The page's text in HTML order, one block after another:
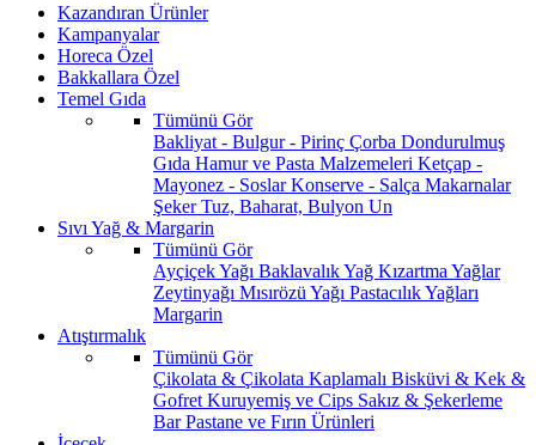
Kazandıran Ürünler
Kampanyalar
Horeca Özel
Bakkallara Özel
Temel Gıda
Tümünü Gör
Bakliyat - Bulgur - Pirinç Çorba Dondurulmuş
Gıda Hamur ve Pasta Malzemeleri Ketçap -
Mayonez - SoslarKonserve - Salça Makarnalar
ŞekerTuz, Baharat, Bulyon Un
Sıvı Yağ & Margarin
Tümünü Gör
Ayçiçek Yağı Baklavalık Yağ Kızartma Yağlar
Zeytinyağı Mısırözü Yağı Pastacılık Yağları
Margarin
Atıştırmalık
Tümünü Gör
Çikolata & Çikolata Kaplamalı Bisküvi & Kek &
Gofret Kuruyemiş ve Cips Sakız & Şekerleme
BarPastane ve Fırın Ürünleri